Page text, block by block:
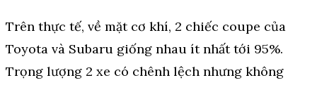
Trên thực tế, về mặt cơ khí, 2 chiếc coupe của
Toyota và Subaru giống nhau ít nhất tới 95%.
Trọng lượng 2 xe có chênh lệch nhưng không